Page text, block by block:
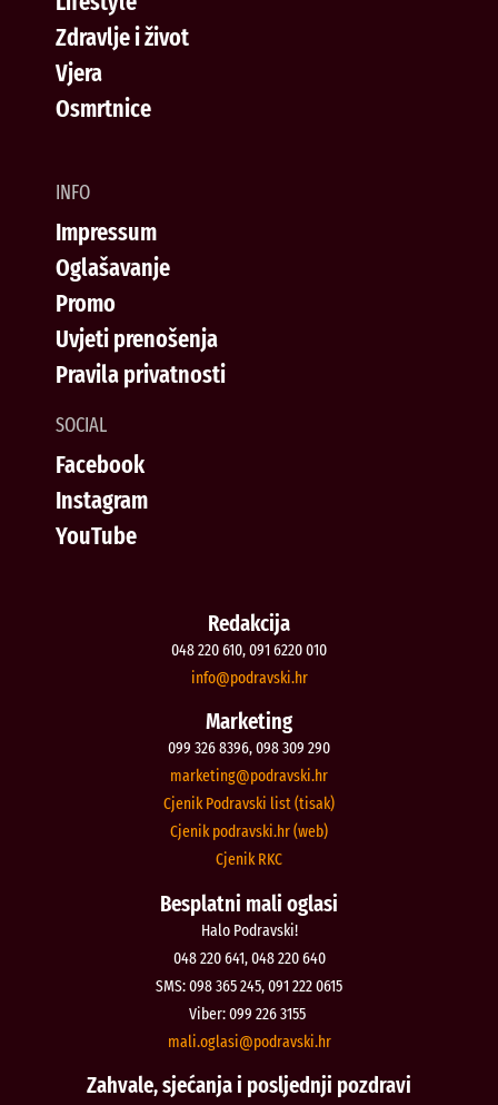
Zdravlje i život
Vjera
Osmrtnice
INFO
Impressum
Oglašavanje
Promo
Uvjeti prenošenja
Pravila privatnosti
SOCIAL
Facebook
Instagram
YouTube
Redakcija
048 220 610, 091 6220 010
rh.iksvardop
@ofni
Marketing
099 326 8396, 098 309 290
rh.iksvardop
@gnitekram
Cjenik Podravski list (tisak)
Cjenik podravski.hr (web)
Cjenik RKC
Besplatni mali oglasi
Halo Podravski!
048 220 641, 048 220 640
SMS: 098 365 245, 091 222 0615
Viber: 099 226 3155
rh.iksvardop
@isalgo.ilam
Zahvale, sjećanja i posljednji pozdravi